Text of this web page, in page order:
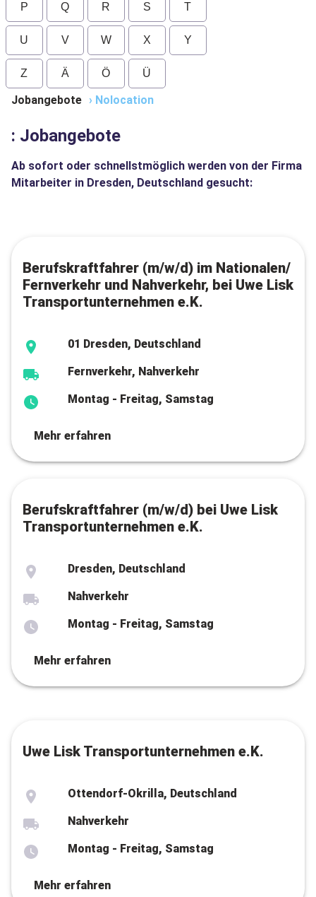
P Q R S T
U V W X Y
Z Ä Ö Ü
Jobangebote › Nolocation
: Jobangebote
Ab sofort oder schnellstmöglich werden von der Firma
Mitarbeiter in Dresden, Deutschland gesucht:
Berufskraftfahrer (m/w/d) im Nationalen/
Fernverkehr und Nahverkehr, bei Uwe Lisk
Transportunternehmen e.K.
01 Dresden, Deutschland
Fernverkehr, Nahverkehr
Montag - Freitag, Samstag
Mehr erfahren
Berufskraftfahrer (m/w/d) bei Uwe Lisk
Transportunternehmen e.K.
Dresden, Deutschland
Nahverkehr
Montag - Freitag, Samstag
Mehr erfahren
Uwe Lisk Transportunternehmen e.K.
Ottendorf-Okrilla, Deutschland
Nahverkehr
Montag - Freitag, Samstag
Mehr erfahren